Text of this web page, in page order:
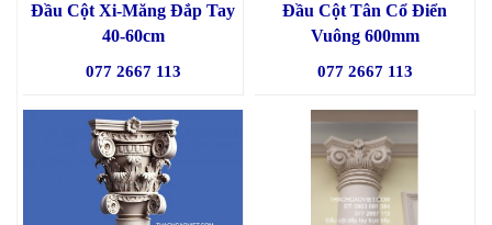
Đầu Cột Xi-Măng Đắp Tay
40-60cm
077 2667 113
Đầu Cột Tân Cổ Điển
Vuông 600mm
077 2667 113